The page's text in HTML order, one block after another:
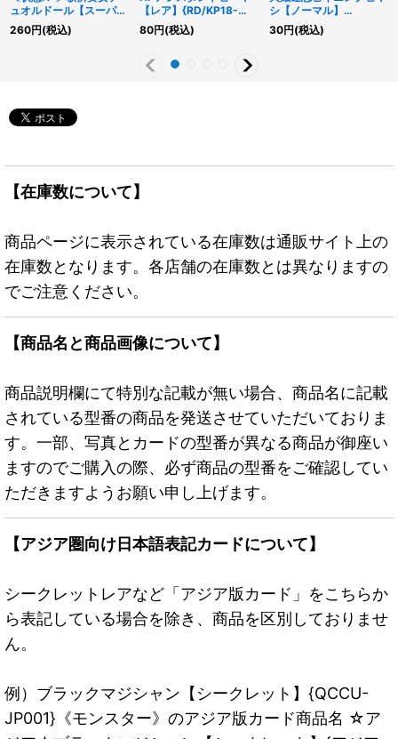
ュオルドール【スーパ
ー】{RD/KP23-JP043}
《RDフュージョン》
260円(税込)
【レア】{RD/KP18-
JP009}《RDモンスタ
ー》
80円(税込)
シ【ノーマル】
{RD/KP24-JP035}
《RDフュージョン》
30円(税込)
【在庫数について】
商品ページに表示されている在庫数は通販サイト上の
在庫数となります。各店舗の在庫数とは異なりますの
でご注意ください。
【商品名と商品画像について】
商品説明欄にて特別な記載が無い場合、商品名に記載
されている型番の商品を発送させていただいておりま
す。一部、写真とカードの型番が異なる商品が御座い
ますのでご購入の際、必ず商品の型番をご確認してい
ただきますようお願い申し上げます。
【アジア圏向け日本語表記カードについて】
シークレットレアなど「アジア版カード」をこちらか
ら表記している場合を除き、商品を区別しておりませ
ん。
例）ブラックマジシャン【シークレット】{QCCU-
JP001}《モンスター》のアジア版カード商品名 ☆ア